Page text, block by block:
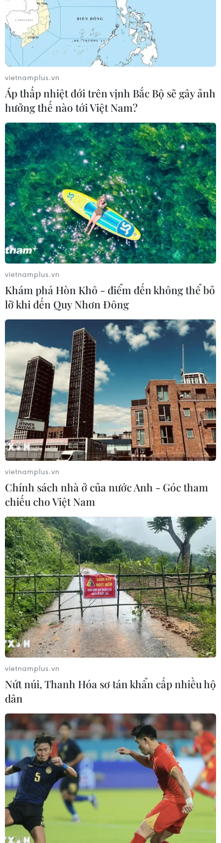
vietnamplus.vn
Áp thấp nhiệt đới trên vịnh Bắc Bộ sẽ gây ảnh
hưởng thế nào tới Việt Nam?
vietnamplus.vn
Khám phá Hòn Khô - điểm đến không thể bỏ
lỡ khi đến Quy Nhơn Đông
vietnamplus.vn
Chính sách nhà ở của nước Anh - Góc tham
chiếu cho Việt Nam
vietnamplus.vn
Nứt núi, Thanh Hóa sơ tán khẩn cấp nhiều hộ
dân